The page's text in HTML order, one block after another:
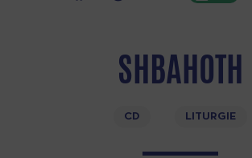
SHBAHOTH
CD LITURGIE